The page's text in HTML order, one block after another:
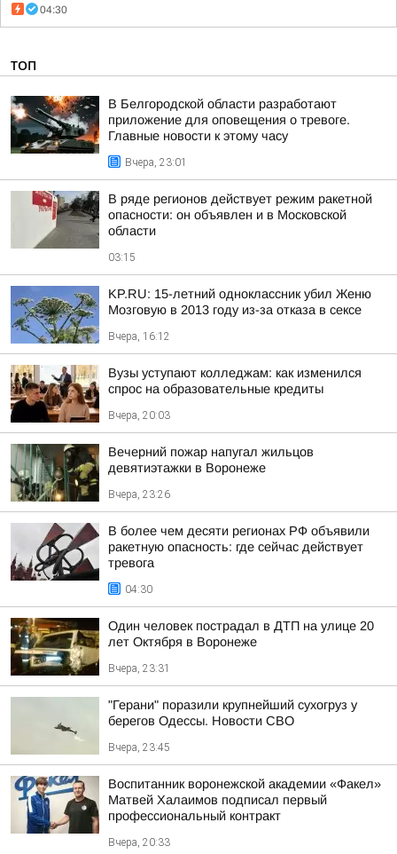
04:30
ТОП
В Белгородской области разработают
приложение для оповещения о тревоге.
Главные новости к этому часу
Вчера, 23:01
В ряде регионов действует режим ракетной
опасности: он объявлен и в Московской
области
03:15
KP.RU: 15-летний одноклассник убил Женю
Мозговую в 2013 году из-за отказа в сексе
Вчера, 16:12
Вузы уступают колледжам: как изменился
спрос на образовательные кредиты
Вчера, 20:03
Вечерний пожар напугал жильцов
девятиэтажки в Воронеже
Вчера, 23:26
В более чем десяти регионах РФ объявили
ракетную опасность: где сейчас действует
тревога
04:30
Один человек пострадал в ДТП на улице 20
лет Октября в Воронеже
Вчера, 23:31
"Герани" поразили крупнейший сухогруз у
берегов Одессы. Новости СВО
Вчера, 23:45
Воспитанник воронежской академии «Факел»
Матвей Халаимов подписал первый
профессиональный контракт
Вчера, 20:33